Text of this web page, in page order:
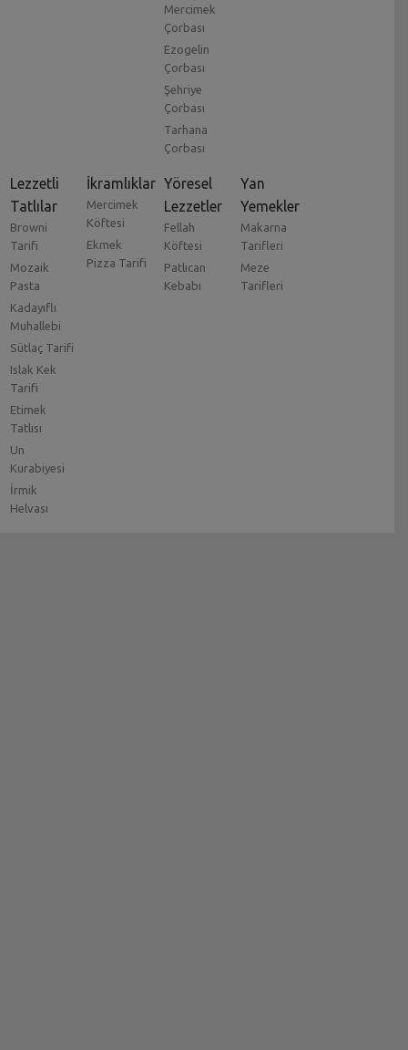
Mercimek
Çorbası
Ezogelin
Çorbası
Şehriye
Çorbası
Tarhana
Çorbası
Lezzetli
Tatlılar
Browni
Tarifi
Mozaik
Pasta
Kadayıflı
Muhallebi
Sütlaç Tarifi
Islak Kek
Tarifi
Etimek
Tatlısı
Un
Kurabiyesi
İrmik
Helvası
İkramlıklar
Mercimek
Köftesi
Ekmek
Pizza Tarifi
Yöresel
Lezzetler
Fellah
Köftesi
Patlıcan
Kebabı
Yan
Yemekler
Makarna
Tarifleri
Meze
Tarifleri